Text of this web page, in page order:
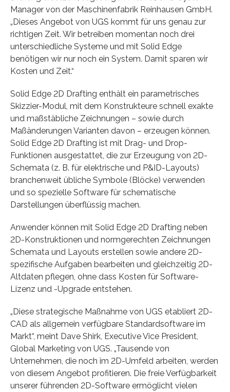
Manager von der Maschinenfabrik Reinhausen GmbH.
„Dieses Angebot von UGS kommt für uns genau zur
richtigen Zeit. Wir betreiben momentan noch drei
unterschiedliche Systeme und mit Solid Edge
benötigen wir nur noch ein System. Damit sparen wir
Kosten und Zeit.“
Solid Edge 2D Drafting enthält ein parametrisches
Skizzier-Modul, mit dem Konstrukteure schnell exakte
und maßstäbliche Zeichnungen – sowie durch
Maßänderungen Varianten davon – erzeugen können.
Solid Edge 2D Drafting ist mit Drag- und Drop-
Funktionen ausgestattet, die zur Erzeugung von 2D-
Schemata (z. B. für elektrische und P&ID-Layouts)
branchenweit übliche Symbole (Blöcke) verwenden
und so spezielle Software für schematische
Darstellungen überflüssig machen.
Anwender können mit Solid Edge 2D Drafting neben
2D-Konstruktionen und normgerechten Zeichnungen
Schemata und Layouts erstellen sowie andere 2D-
spezifische Aufgaben bearbeiten und gleichzeitig 2D-
Altdaten pflegen, ohne dass Kosten für Software-
Lizenz und -Upgrade entstehen.
„Diese strategische Maßnahme von UGS etabliert 2D-
CAD als allgemein verfügbare Standardsoftware im
Markt“, meint Dave Shirk, Executive Vice President,
Global Marketing von UGS. „Tausende von
Unternehmen, die noch im 2D-Umfeld arbeiten, werden
von diesem Angebot profitieren. Die freie Verfügbarkeit
unserer führenden 2D-Software ermöglicht vielen